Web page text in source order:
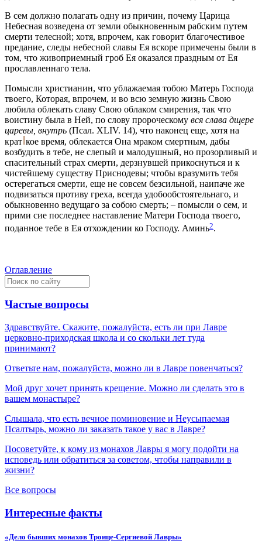
В сем должно полагать одну из причин, почему Царица
Небесная возведена от земли обыкновенным рабским путем
смерти телесной; хотя, впрочем, как говорит благочестивое
предание, следы небесной славы Ея вскоре примечены были в
том, что живоприемный гроб Ея оказался праздным от Ея
прославленнаго тела.
Помысли христианин, что ублажаемая тобою Матерь Господа
твоего, Которая, впрочем, и во всю земную жизнь Свою
любила облекать славу Свою облаком смирения, так что
воистину была в Ней, по слову пророческому вся слава дщере
царевы, внутрь (Псал. XLIV. 14), что наконец еще, хотя на
крат кое время, облекается Она мраком смертным, дабы
возбудить в тебе, не слепый и малодушный, но прозорливый и
спасительный страх смерти, дерзнувшей прикоснуться и к
чистейшему существу Приснодевы; чтобы вразумить тебя
остерегаться смерти, еще не совсем безсильной, наипаче же
подвизаться противу греха, всегда удобообстоятельнаго, и
обыкновенно ведущаго за собою смерть; – помысли о сем, и
прими сие последнее наставление Матери Господа твоего,
поданное тебе в Ея отхождении ко Господу. Аминь2.
Оглавление
Частые вопросы
Здравствуйте. Скажите, пожалуйста, есть ли при Лавре
церковно-приходская школа и со скольки лет туда
принимают?
Ответьте нам, пожалуйста, можно ли в Лавре повенчаться?
Мой друг хочет принять крещение. Можно ли сделать это в
вашем монастыре?
Слышала, что есть вечное поминовение и Неусыпаемая
Псалтырь, можно ли заказать такое у вас в Лавре?
Посоветуйте, к кому из монахов Лавры я могу подойти на
исповедь или обратиться за советом, чтобы направили в
жизни?
Все вопросы
Интересные факты
«Дело бывших монахов Троице-Сергиевой Лавры»